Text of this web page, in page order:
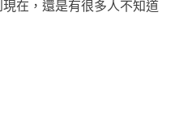
在，還是有很多人不知道